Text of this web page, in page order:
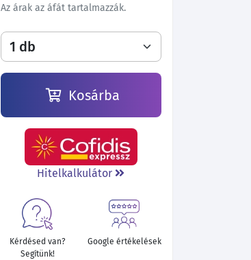
Az árak az áfát tartalmazzák.
Kosárba
Hitelkalkulátor
Kérdésed van?
Segítünk!
Google értékelések